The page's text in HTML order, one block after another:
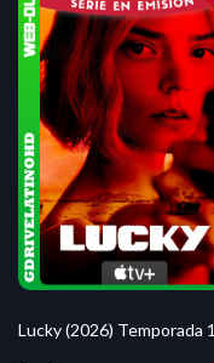
Lucky (2026) Temporada 1